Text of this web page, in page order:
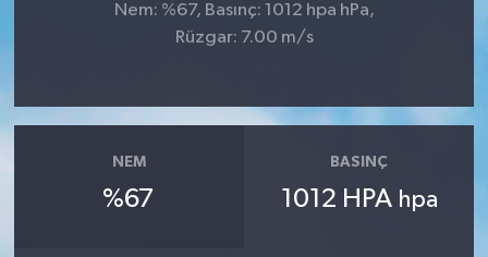
Nem: %67, Basınç: 1012 hpa hPa,
Rüzgar: 7.00 m/s
NEM
%67
BASINÇ
1012 HPA hpa